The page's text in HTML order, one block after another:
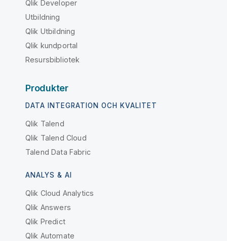
Qlik Developer
Utbildning
Qlik Utbildning
Qlik kundportal
Resursbibliotek
Produkter
DATA INTEGRATION OCH KVALITET
Qlik Talend
Qlik Talend Cloud
Talend Data Fabric
ANALYS & AI
Qlik Cloud Analytics
Qlik Answers
Qlik Predict
Qlik Automate